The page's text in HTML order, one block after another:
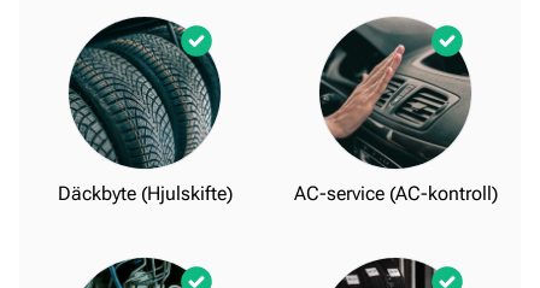
Däckbyte (Hjulskifte) AC-service (AC-kontroll)